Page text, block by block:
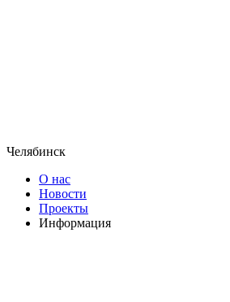
Челябинск
О нас
Новости
Проекты
Информация